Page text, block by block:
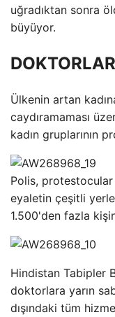
uğradıktan sonra
büyüyor.
Ülkenin artan
caydıramaması
kadın gruplarının
Polis, protestocular
eyaletin çeşitli
1.500'den fazla
Hindistan Tabipler
doktorlara yarın
dışındaki tüm